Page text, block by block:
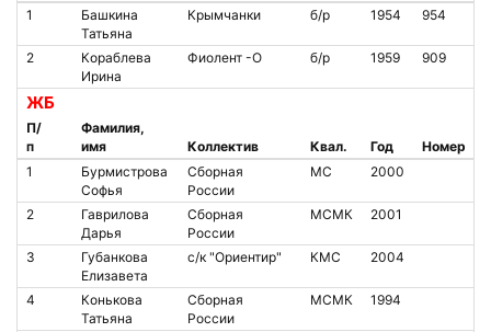
1
Башкина
Татьяна
Крымчанки б/р 1954 954
2
Кораблева
Ирина
Фиолент -О б/р 1959 909
ЖБ
П/
п
Фамилия,
имя
Коллектив Квал. Год
Номер
1
Бурмистрова
Софья
Сборная
России
МС 2000
2
Гаврилова
Дарья
Сборная
России
МСМК 2001
3
Губанкова
Елизавета
с/к "Ориентир" КМС 2004
4
Конькова
Татьяна
Сборная
России
МСМК 1994